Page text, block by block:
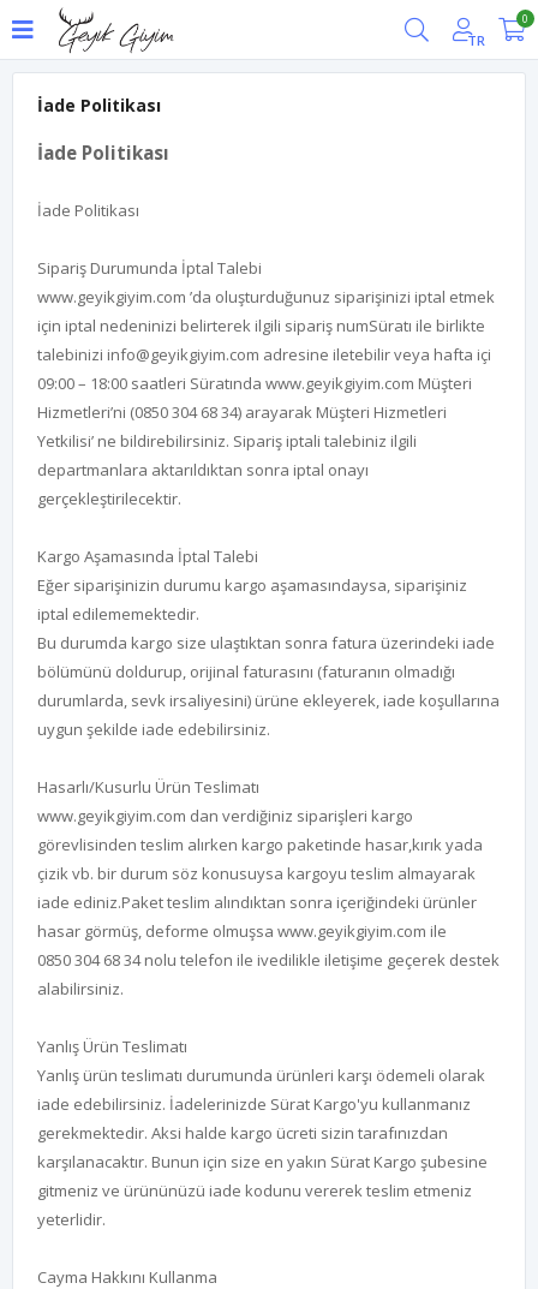
TR
0
İade Politikası
İade Politikası
İade Politikası
Sipariş Durumunda İptal Talebi
www.geyikgiyim.com ’da oluşturduğunuz siparişinizi iptal etmek
için iptal nedeninizi belirterek ilgili sipariş numSüratı ile birlikte
talebinizi info@geyikgiyim.com adresine iletebilir veya hafta içi
09:00 – 18:00 saatleri Süratında www.geyikgiyim.com Müşteri
Hizmetleri’ni (0850 304 68 34) arayarak Müşteri Hizmetleri
Yetkilisi’ ne bildirebilirsiniz. Sipariş iptali talebiniz ilgili
departmanlara aktarıldıktan sonra iptal onayı
gerçekleştirilecektir.
Kargo Aşamasında İptal Talebi
Eğer siparişinizin durumu kargo aşamasındaysa, siparişiniz
iptal edilememektedir.
Bu durumda kargo size ulaştıktan sonra fatura üzerindeki iade
bölümünü doldurup, orijinal faturasını (faturanın olmadığı
durumlarda, sevk irsaliyesini) ürüne ekleyerek, iade koşullarına
uygun şekilde iade edebilirsiniz.
Hasarlı/Kusurlu Ürün Teslimatı
www.geyikgiyim.com dan verdiğiniz siparişleri kargo
görevlisinden teslim alırken kargo paketinde hasar,kırık yada
çizik vb. bir durum söz konusuysa kargoyu teslim almayarak
iade ediniz.Paket teslim alındıktan sonra içeriğindeki ürünler
hasar görmüş, deforme olmuşsa www.geyikgiyim.com ile
0850 304 68 34 nolu telefon ile ivedilikle iletişime geçerek destek
alabilirsiniz.
Yanlış Ürün Teslimatı
Yanlış ürün teslimatı durumunda ürünleri karşı ödemeli olarak
iade edebilirsiniz. İadelerinizde Sürat Kargo'yu kullanmanız
gerekmektedir. Aksi halde kargo ücreti sizin tarafınızdan
karşılanacaktır. Bunun için size en yakın Sürat Kargo şubesine
gitmeniz ve ürününüzü iade kodunu vererek teslim etmeniz
yeterlidir.
Cayma Hakkını Kullanma